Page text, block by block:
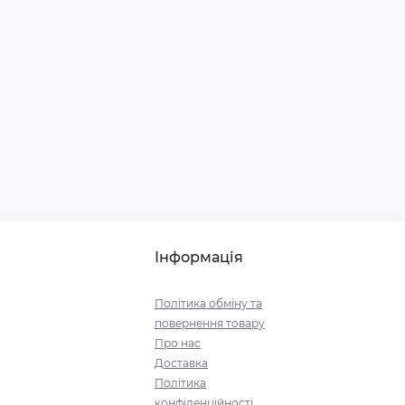
Інформація
Політика обміну та
повернення товару
Про нас
Доставка
Політика